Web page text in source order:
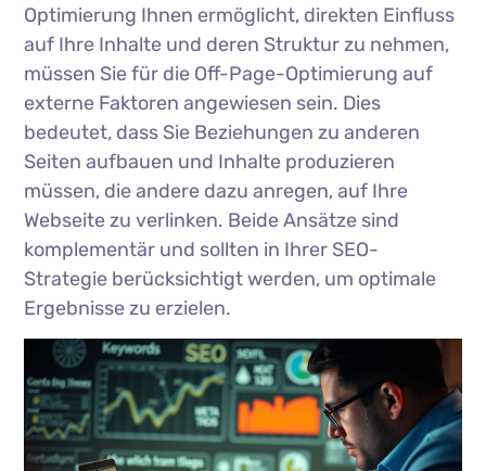
Optimierung Ihnen ermöglicht, direkten Einfluss
auf Ihre Inhalte und deren Struktur zu nehmen,
müssen Sie für die Off-Page-Optimierung auf
externe Faktoren angewiesen sein. Dies
bedeutet, dass Sie Beziehungen zu anderen
Seiten aufbauen und Inhalte produzieren
müssen, die andere dazu anregen, auf Ihre
Webseite zu verlinken. Beide Ansätze sind
komplementär und sollten in Ihrer SEO-
Strategie berücksichtigt werden, um optimale
Ergebnisse zu erzielen.